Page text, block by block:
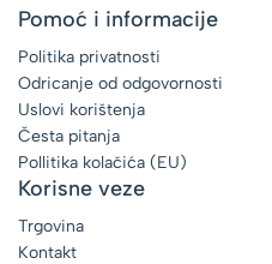
Pomoć i informacije
Politika privatnosti
Odricanje od odgovornosti
Uslovi korištenja
Česta pitanja
Pollitika kolačića (EU)
Korisne veze
Trgovina
Kontakt